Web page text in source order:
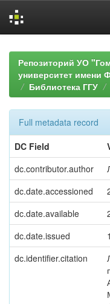
navigationРепозиторий УО
университет имени
Библиотека ГГУ
Full metadata record
DC Field
dc.contributor.author
dc.date.accessioned
dc.date.available
dc.date.issued
dc.identifier.citation